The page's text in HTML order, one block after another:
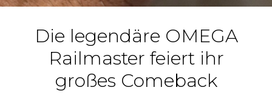
Die legendäre OMEGA
Railmaster feiert ihr
großes Comeback